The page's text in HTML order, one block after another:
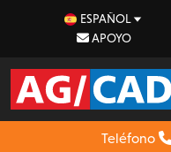
ESPAÑOL
APOYO
Teléfono